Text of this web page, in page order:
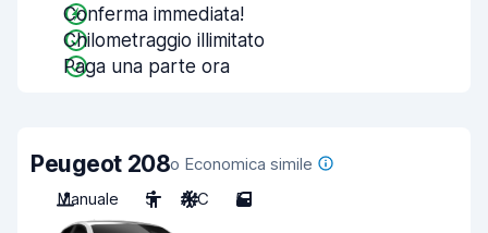
Conferma immediata!
Chilometraggio illimitato
Paga una parte ora
Peugeot 208o Economica simile
Manuale
5 A/C 5